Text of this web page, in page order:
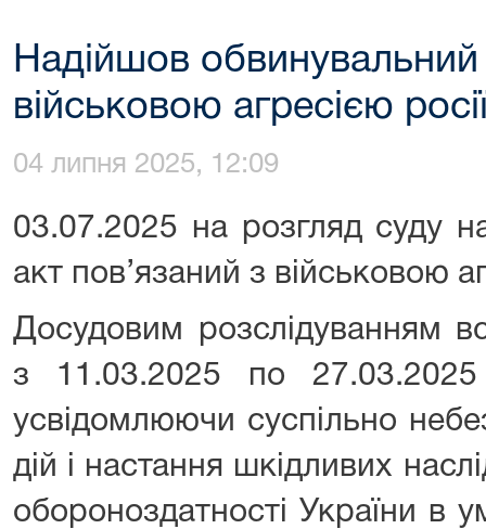
Надійшов
військовою агресією
04 липня 2025, 12:09
03.07.2025 на розгляд суду
акт пов’язаний з військовою
Досудовим розслідуванням
з 11.03.2025 по
усвідомлюючи суспільно
дій і настання шкідливих
обороноздатності України в